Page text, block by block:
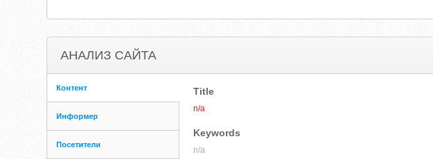
АНАЛИЗ САЙТА
Контент
Информер
Посетители
Title
n/a
Keywords
n/a